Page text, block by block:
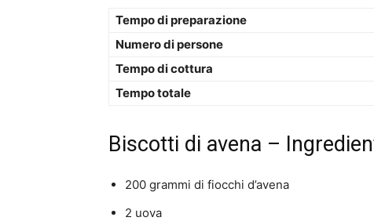
Tempo di preparazione
Numero di persone
Tempo di cottura
Tempo totale
Biscotti di avena –
200 grammi di fiocchi d’avena
2 uova